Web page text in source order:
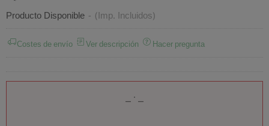
Producto Disponible - (Imp. Incluidos)
Costes de envío Ver descripción Hacer pregunta